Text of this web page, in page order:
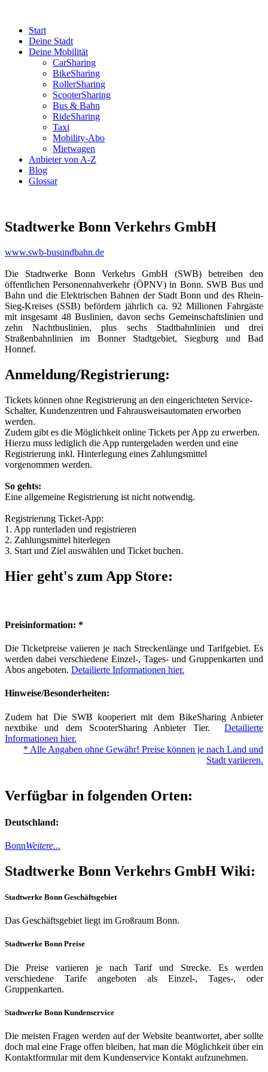
Start
Deine Stadt
Deine Mobilität
CarSharing
BikeSharing
RollerSharing
ScooterSharing
Bus & Bahn
RideSharing
Taxi
Mobility-Abo
Mietwagen
Anbieter von A-Z
Blog
Glossar
Stadtwerke Bonn Verkehrs GmbH
www.swb-busundbahn.de
Die Stadtwerke Bonn Verkehrs GmbH (SWB) betreiben den
öffentlichen Personennahverkehr (ÖPNV) in Bonn. SWB Bus und
Bahn und die Elektrischen Bahnen der Stadt Bonn und des Rhein-
Sieg-Kreises (SSB) befördern jährlich ca. 92 Millionen Fahrgäste
mit insgesamt 48 Buslinien, davon sechs Gemeinschaftslinien und
zehn Nachtbuslinien, plus sechs Stadtbahnlinien und drei
Straßenbahnlinien im Bonner Stadtgebiet, Siegburg und Bad
Honnef.
Anmeldung/Registrierung:
Tickets können ohne Registrierung an den eingerichteten Service-
Schalter, Kundenzentren und Fahrausweisautomaten erworben
werden.
Zudem gibt es die Möglichkeit online Tickets per App zu erwerben.
Hierzu muss lediglich die App runtergeladen werden und eine
Registrierung inkl. Hinterlegung eines Zahlungsmittel
vorgenommen werden.
So gehts:
Eine allgemeine Registrierung ist nicht notwendig.
Registrierung Ticket-App:
1. App runterladen und registrieren
2. Zahlungsmittel hiterlegen
3. Start und Ziel auswählen und Ticket buchen.
Hier geht's zum App Store:
Preisinformation: *
Die Ticketpreise vaiieren je nach Streckenlänge und Tarifgebiet. Es
werden dabei verschiedene Einzel-, Tages- und Gruppenkarten und
Abos angeboten. Detailierte Informationen hier.
Hinweise/Besonderheiten:
Zudem hat Die SWB kooperiert mit dem BikeSharing Anbieter
nextbike und dem ScooterSharing Anbieter Tier. Detailierte
Informationen hier.
* Alle Angaben ohne Gewähr! Preise können je nach Land und
Stadt variieren.
Verfügbar in folgenden Orten:
Deutschland:
BonnWeitere...
Stadtwerke Bonn Verkehrs GmbH Wiki:
Stadtwerke Bonn Geschäftsgebiet
Das Geschäftsgebiet liegt im Großraum Bonn.
Stadtwerke Bonn Preise
Die Preise variieren je nach Tarif und Strecke. Es werden
verschiedene Tarife angeboten als Einzel-, Tages-, oder
Gruppenkarten.
Stadtwerke Bonn Kundenservice
Die meisten Fragen werden auf der Website beantwortet, aber sollte
doch mal eine Frage offen bleiben, hat man die Möglichkeit über ein
Kontaktformular mit dem Kundenservice Kontakt aufzunehmen.